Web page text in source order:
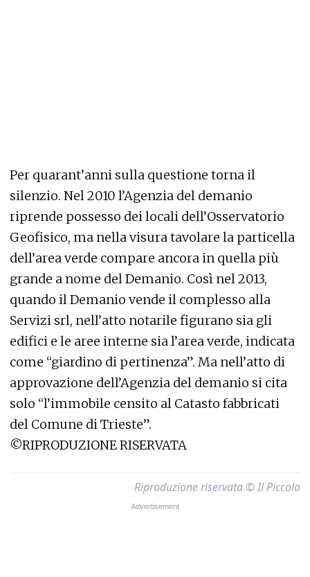
Per quarant’anni sulla questione torna il
silenzio. Nel 2010 l’Agenzia del demanio
riprende possesso dei locali dell’Osservatorio
Geofisico, ma nella visura tavolare la particella
dell’area verde compare ancora in quella più
grande a nome del Demanio. Così nel 2013,
quando il Demanio vende il complesso alla
Servizi srl, nell’atto notarile figurano sia gli
edifici e le aree interne sia l’area verde, indicata
come “giardino di pertinenza”. Ma nell’atto di
approvazione dell’Agenzia del demanio si cita
solo “l’immobile censito al Catasto fabbricati
del Comune di Trieste”.
©RIPRODUZIONE RISERVATA
Riproduzione riservata © Il Piccolo